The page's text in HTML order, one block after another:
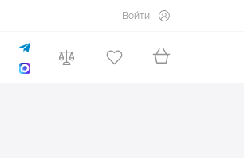
Войти